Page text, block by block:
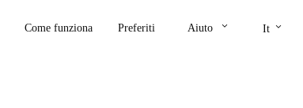
Come funziona Preferiti Aiuto keyboard_arrow_down It keyboard_arrow_down